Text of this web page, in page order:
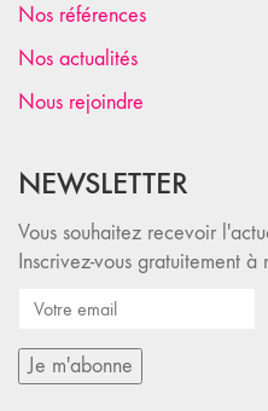
Nos références
Nos actualités
Nous rejoindre
NEWSLETTER
Vous souhaitez recevoir
Inscrivez-vous gratuitement à